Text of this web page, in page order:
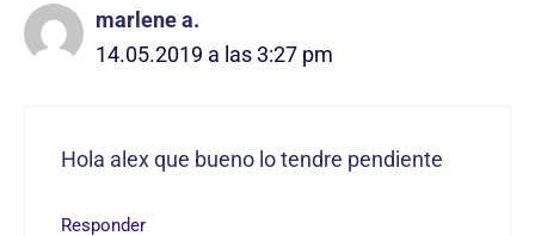
marlene a.
14.05.2019 a las 3:27 pm
Hola alex que bueno lo tendre pendiente
Responder